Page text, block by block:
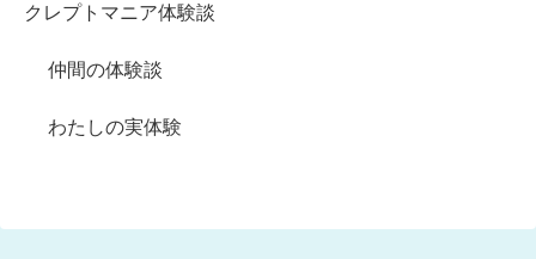
クレプトマニア体験談
仲間の体験談
わたしの実体験